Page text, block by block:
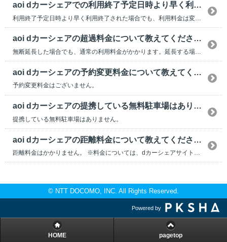
aoi dカーシェアでの利用終了予定日時より早く利用終了した場合の利用料金はどうなりますか？
aoi dカーシェアの超過料金について教えてください。
無断延長した場合でも、通常の利用料金がかかります。延長する場合は利用終了予定日時より前に必ず延...
aoi dカーシェアの予約変更料金について教えてください。
予約変更料金はございません。
aoi dカーシェアの提携している無料駐車場はありますか？
提携している無料駐車場はありません。
aoi dカーシェアの距離料金について教えてください。
距離料金はかかりません。 ※料金については、dカーシェアサイト(コチラ)にてご確認ください。
© NTT DOCOMO, INC. All Rights Reserved.
Powered by
HOME pagetop